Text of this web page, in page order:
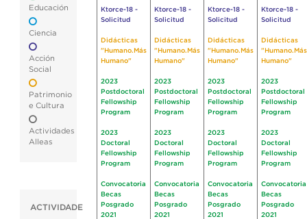
Educación
Ciencia
Acción
Social
Patrimonio
e Cultura
Actividades
Alleas
ACTIVIDADE
Ktorce-18 -
Solicitud
Didácticas
"Humano.Más
Humano"
2023
Postdoctoral
Fellowship
Program
2023
Doctoral
Fellowship
Program
Convocatoria
Becas
Posgrado
2021
Ktorce-18 -
Solicitud
Didácticas
"Humano.Más
Humano"
2023
Postdoctoral
Fellowship
Program
2023
Doctoral
Fellowship
Program
Convocatoria
Becas
Posgrado
2021
Ktorce-18 -
Solicitud
Didácticas
"Humano.Más
Humano"
2023
Postdoctoral
Fellowship
Program
2023
Doctoral
Fellowship
Program
Convocatoria
Becas
Posgrado
2021
Ktorce-18 -
Solicitud
Didácticas
"Humano.Más
Humano"
2023
Postdoctoral
Fellowship
Program
2023
Doctoral
Fellowship
Program
Convocatoria
Becas
Posgrado
2021